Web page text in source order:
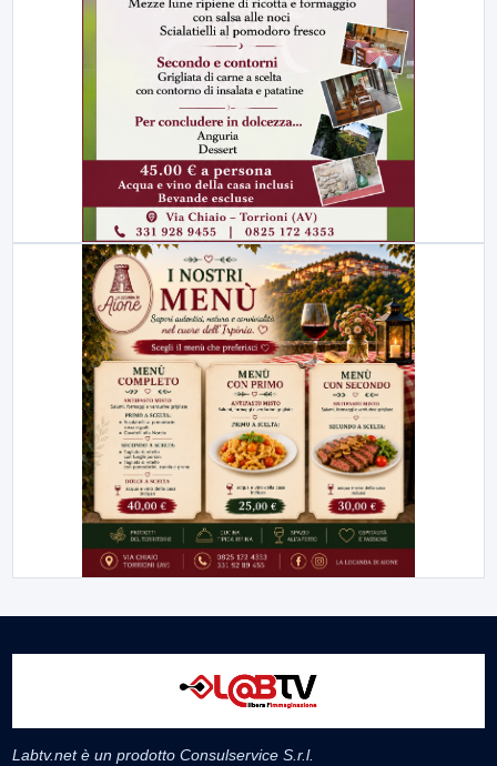
Labtv.net è un prodotto Consulservice S.r.l.